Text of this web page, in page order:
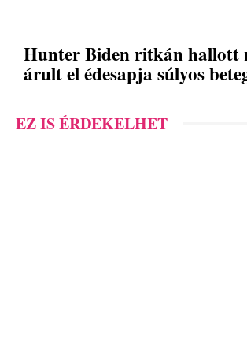
Hunter Biden ritkán hallott
árult el édesapja súlyos
EZ IS ÉRDEKELHET